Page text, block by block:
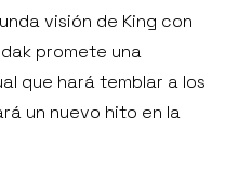
visión de King con
promete una
que hará temblar a los
un nuevo hito en la